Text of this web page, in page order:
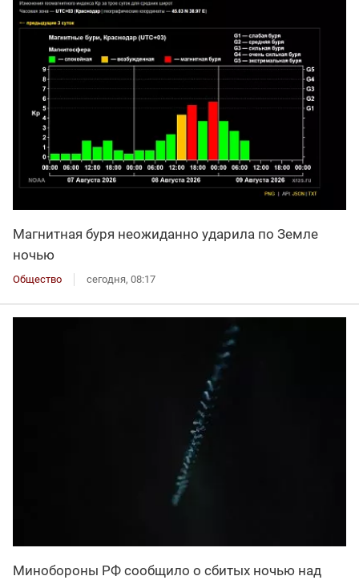
Магнитная буря неожиданно ударила по Земле
ночью
Общество сегодня, 08:17
Минобороны РФ сообщило о сбитых ночью над